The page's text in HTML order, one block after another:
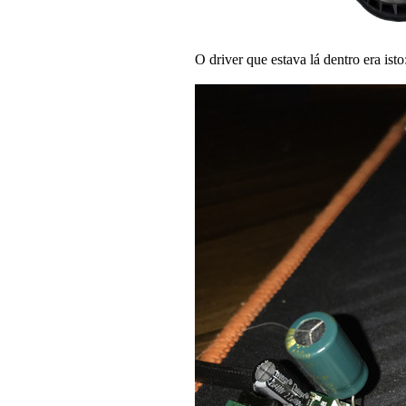
O driver que estava lá dentro era